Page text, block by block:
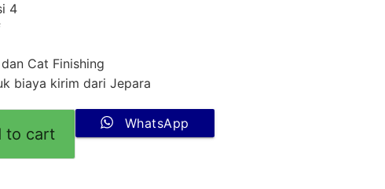
4
Cat Finishing
biaya kirim dari Jepara
to cart
WhatsApp